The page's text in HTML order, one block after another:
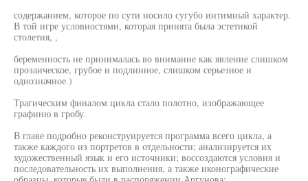
содержанием, которое по сути носило сугубо интимный характер.
В той игре условностями, которая принята была эстетикой
столетия, ,
беременность не принималась во внимание как явление слишком
прозаическое, грубое и подлинное, слишком серьезное и
однозначное.)
Трагическим финалом цикла стало полотно, изображающее
графиню в гробу.
В главе подробно реконструируется программа всего цикла, а
также каждого из портретов в отдельности; анализируется их
художественный язык и его источники; воссоздаются условия и
последовательность их выполнения, а также иконографические